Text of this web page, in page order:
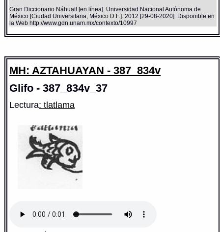
Gran Diccionario Náhuatl [en línea]. Universidad Nacional Autónoma de
México [Ciudad Universitaria, México D.F.]: 2012 [29-08-2020]. Disponible en
la Web http://www.gdn.unam.mx/contexto/10997
MH: AZTAHUAYAN - 387_834v
Glifo - 387_834v_37
Lectura: tlatlama